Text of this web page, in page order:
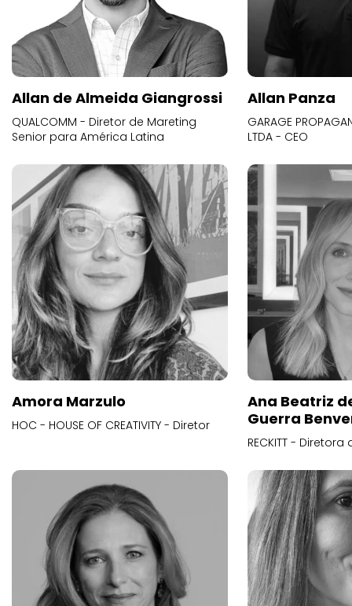
Allan de Almeida Giangrossi
QUALCOMM - Diretor de Mareting
Senior para América Latina
Allan Panza
GARAGE
LTDA - CEO
Amora Marzulo
HOC - HOUSE OF CREATIVITY - Diretor
Ana Beatriz
Guerra
RECKITT -